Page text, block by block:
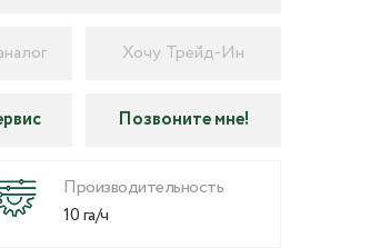
Хочу Трейд-Ин
Позвоните мне!
Производительность
10 га/ч